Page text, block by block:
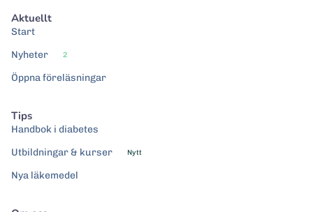
Aktuellt
Start
Nyheter
2
Öppna föreläsningar
Tips
Handbok i diabetes
Utbildningar & kurser
Nytt
Nya läkemedel